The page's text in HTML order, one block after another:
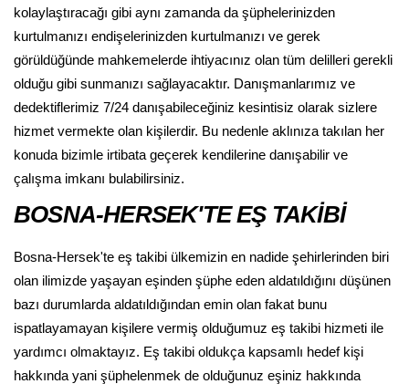
kolaylaştıracağı gibi aynı zamanda da şüphelerinizden
kurtulmanızı endişelerinizden kurtulmanızı ve gerek
görüldüğünde mahkemelerde ihtiyacınız olan tüm delilleri gerekli
olduğu gibi sunmanızı sağlayacaktır. Danışmanlarımız ve
dedektiflerimiz 7/24 danışabileceğiniz kesintisiz olarak sizlere
hizmet vermekte olan kişilerdir. Bu nedenle aklınıza takılan her
konuda bizimle irtibata geçerek kendilerine danışabilir ve
çalışma imkanı bulabilirsiniz.
BOSNA-HERSEK'TE EŞ TAKİBİ
Bosna-Hersek'te eş takibi ülkemizin en nadide şehirlerinden biri
olan ilimizde yaşayan eşinden şüphe eden aldatıldığını düşünen
bazı durumlarda aldatıldığından emin olan fakat bunu
ispatlayamayan kişilere vermiş olduğumuz eş takibi hizmeti ile
yardımcı olmaktayız. Eş takibi oldukça kapsamlı hedef kişi
hakkında yani şüphelenmek de olduğunuz eşiniz hakkında